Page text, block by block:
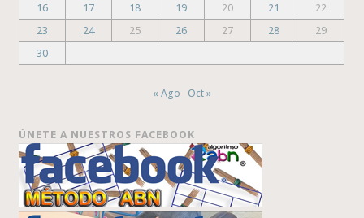
16
17 18 19 20 21
22
23
24 25 26 27 28
29
30
« Ago Oct »
ÚNETE A NUESTROS FACEBOOK